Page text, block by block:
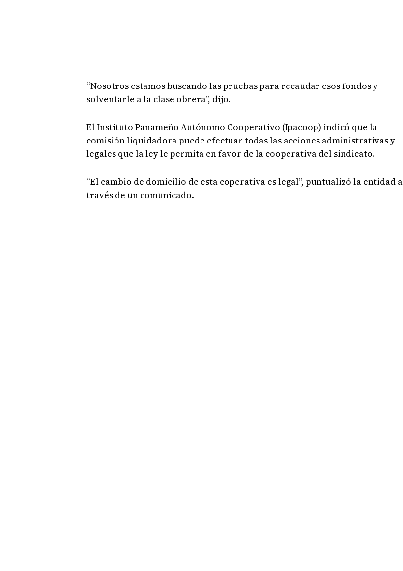
“Nosotros estamos buscando las pruebas para recaudar esos fondos y
solventarle a la clase obrera”, dijo.
El Instituto Panameño Autónomo Cooperativo (Ipacoop) indicó que la
comisión liquidadora puede efectuar todas las acciones administrativas y
legales que la ley le permita en favor de la cooperativa del sindicato.
“El cambio de domicilio de esta coperativa es legal”, puntualizó la entidad a
través de un comunicado.